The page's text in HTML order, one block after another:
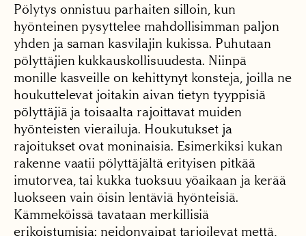
Pölytys onnistuu parhaiten silloin, kun
hyönteinen pysyttelee mahdollisimman paljon
yhden ja saman kasvilajin kukissa. Puhutaan
pölyttäjien kukkauskollisuudesta. Niinpä
monille kasveille on kehittynyt konsteja, joilla ne
houkuttelevat joitakin aivan tietyn tyyppisiä
pölyttäjiä ja toisaalta rajoittavat muiden
hyönteisten vierailuja. Houkutukset ja
rajoitukset ovat moninaisia. Esimerkiksi kukan
rakenne vaatii pölyttäjältä erityisen pitkää
imutorvea, tai kukka tuoksuu yöaikaan ja kerää
luokseen vain öisin lentäviä hyönteisiä.
Kämmeköissä tavataan merkillisiä
erikoistumisia: neidonvaipat tarjoilevat mettä,